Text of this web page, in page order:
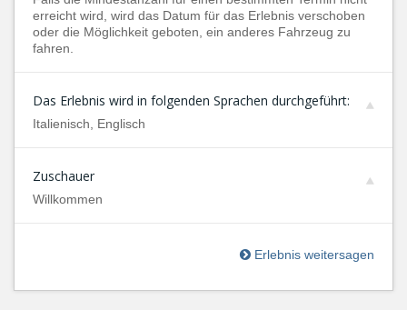
erreicht wird, wird das Datum für das Erlebnis verschoben
oder die Möglichkeit geboten, ein anderes Fahrzeug zu
fahren.
Das Erlebnis wird in folgenden Sprachen durchgeführt:
Italienisch, Englisch
Zuschauer
Willkommen
Erlebnis weitersagen